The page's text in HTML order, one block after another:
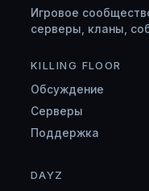
Игровое
серверы, кланы,
KILLING FLOOR
Обсуждение
Серверы
Поддержка
DAYZ